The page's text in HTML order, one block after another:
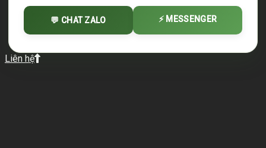
💬 CHAT ZALO ⚡ MESSENGER
Liên hệ